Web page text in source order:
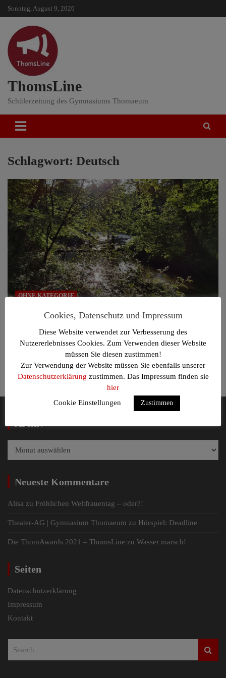
SkipSonntag, August 9, 2026
ThomsLine
Schülerzeitung des Gymnasiums Thomaeum
Schlagwort: Deutsch
OHNE KATEGORIE
Epiphanie – die Magie des Augenblicks
Juli 16, 2020 Viola Hinrichs
Hast du schon mal eine kurze, normalerweise unbedeutende
Situation in deinem Alltag irgendwie besonders
wahrgenommen oder…
Neueste Kommentare
Alisa zu Fröhlichen Weltfrauentag – oder?!
Theater-AG | Gymnasium Thomaeum zu Hörspiel: Deadline
Die ThomAwards 2021 – ThomsLine zu Wasser marsch!
Seiten
Datenschutzerklärung
Impressum
Kontakt
Cookies, Datenschutz und Impressum
Diese Website verwendet zur Verbesserung des
Nutzererlebnisses Cookies. Zum Verwenden dieser Website
müssen Sie diesen zustimmen!
Zur Verwendung der Website müssen Sie ebenfalls unserer
Datenschutzerklärung zustimmen. Das Impressum finden sie
hier
Cookie Einstellungen
Zustimmen